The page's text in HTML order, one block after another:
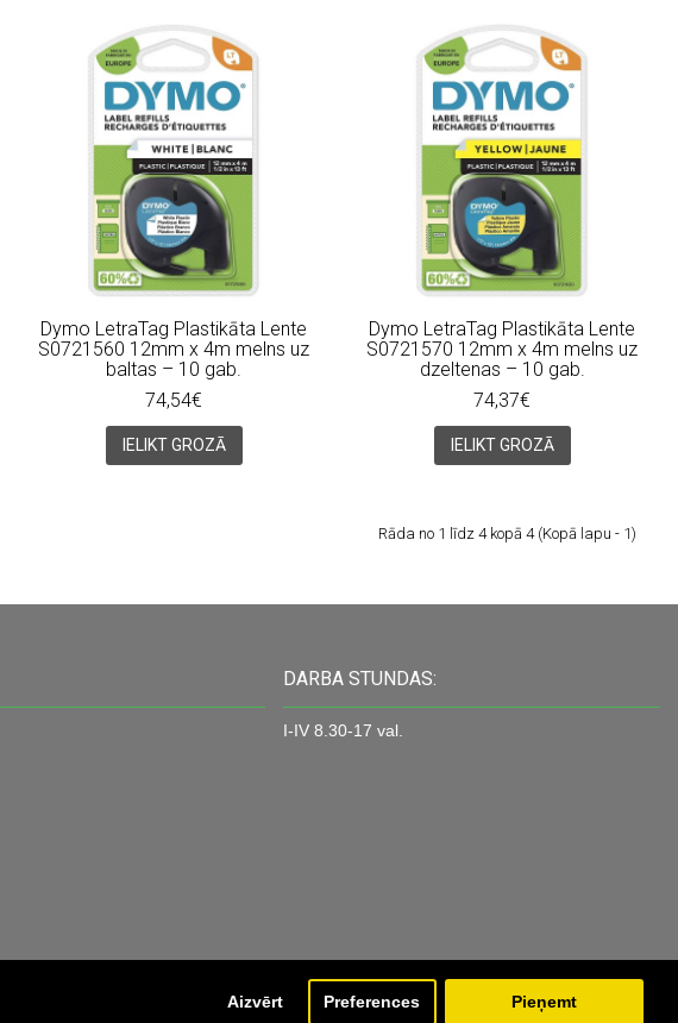
Aizvērt Preferences Pieņemt
Dymo LetraTag Plastikāta Lente
S0721560 12mm x 4m melns uz
baltas – 10 gab.
74,54€
IELIKT GROZĀ
Dymo LetraTag Plastikāta Lente
S0721570 12mm x 4m melns uz
dzeltenas – 10 gab.
74,37€
IELIKT GROZĀ
Rāda no 1 līdz 4 kopā 4 (Kopā lapu - 1)
DARBA STUNDAS:
I-IV 8.30-17 val.